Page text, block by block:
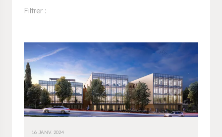
Filtrer :
16 JANV. 2024